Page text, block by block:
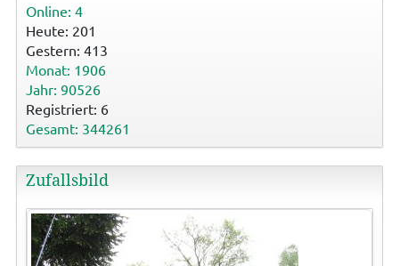
Online: 4
Heute: 201
Gestern: 413
Monat: 1906
Jahr: 90526
Registriert: 6
Gesamt: 344261
Zufallsbild